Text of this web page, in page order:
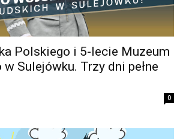
Polskiego i 5-lecie Muzeum
w Sulejówku. Trzy dni pełne
0